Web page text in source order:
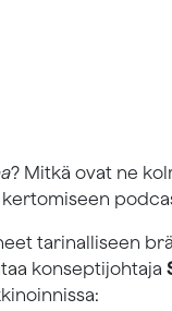
? Mitkä ovat ne
tarinalliseen
konseptijohtaja